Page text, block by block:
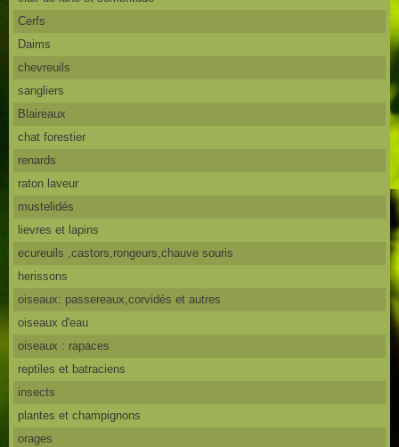
Cerfs
Daims
chevreuils
sangliers
Blaireaux
chat forestier
renards
raton laveur
mustelidés
lievres et lapins
ecureuils ,castors,rongeurs,chauve souris
herissons
oiseaux: passereaux,corvidés et autres
oiseaux d'eau
oiseaux : rapaces
reptiles et batraciens
insects
plantes et champignons
orages